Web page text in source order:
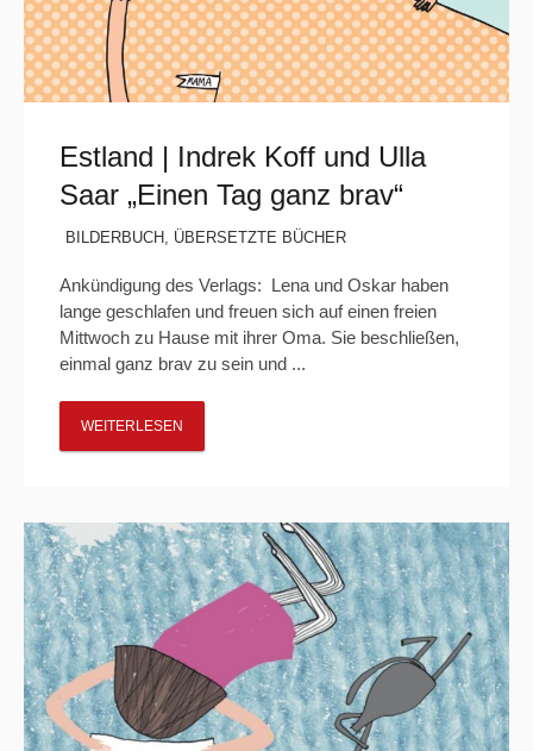
Estland | Indrek Koff und Ulla
Saar „Einen Tag ganz brav“
BILDERBUCH , ÜBERSETZTE BÜCHER
Ankündigung des Verlags: Lena und Oskar haben
lange geschlafen und freuen sich auf einen freien
Mittwoch zu Hause mit ihrer Oma. Sie beschließen,
einmal ganz brav zu sein und ...
WEITERLESEN